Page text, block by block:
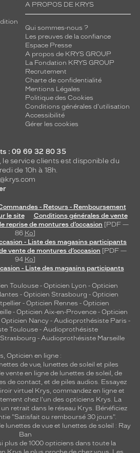
A PROPOS DE KRYS
Qui sommes-nous ?
Les preuves de la confiance
Espace Presse
A propos de KRYS GROUP
La Fondation KRYS GROUP
Recrutement
Charte de confidentialité
Mentions Légales
Politique des Cookies
Conditions générales d'utilisation
Accessibilité
Gérer les cookies
: 09 69 32 80 35
le service clients est disponible du
de 10h à 18h.
- Retours - Remboursement
le site
Conditions générales de vente
reprise de montures d’occasion [PDF —
86 Ko]
- Liste des magasins participants
vente de montures d’occasion [PDF —
94 Ko]
- Liste des magasins participants
Toulouse- Opticien Lyon - Opticien
- Opticien Strasbourg - Opticien
- Opticien Rennes - Opticien
- Opticien Aix-en-Provence - Opticien
Opticien Nancy - Audioprothésiste Paris -
Toulouse- Audioprothésiste
- Audioprothésiste Marseille
Opticien en ligne :
de vue, lunettes de soleil et piles
vente en ligne de lunettes de soleil, de
de contact, et de piles audios. Essayez
virtuel Krys, commandez en ligne et
chez l'un des opticiens Krys. La
retrait dans le réseau Krys. Bénéficiez
"Satisfait ou remboursé 30 jours".
lunettes de vue et lunettes de soleil : Ray
Ban
plus de 1000 opticiens dans toute la